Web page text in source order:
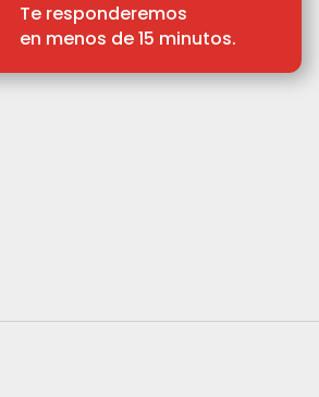
Te responderemos
en menos de 15 minutos.